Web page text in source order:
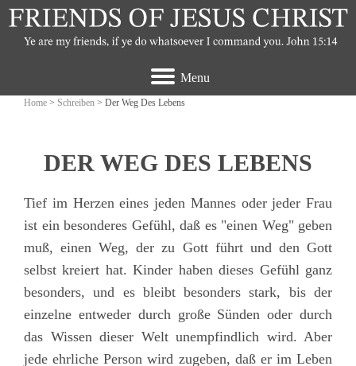
Menu
Home > Schreiben > Der Weg Des Lebens
DER WEG DES LEBENS
Tief im Herzen eines jeden Mannes oder jeder Frau
ist ein besonderes Gefühl, daß es "einen Weg" geben
muß, einen Weg, der zu Gott führt und den Gott
selbst kreiert hat. Kinder haben dieses Gefühl ganz
besonders, und es bleibt besonders stark, bis der
einzelne entweder durch große Sünden oder durch
das Wissen dieser Welt unempfindlich wird. Aber
jede ehrliche Person wird zugeben, daß er im Leben